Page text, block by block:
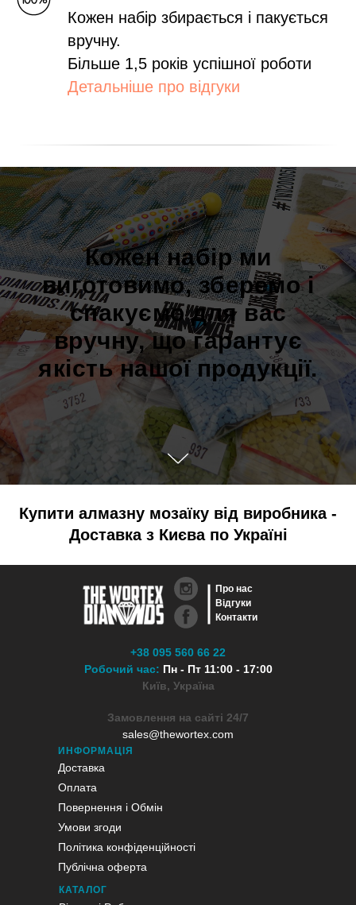
Кожен набір збирається і пакується
вручну.
Більше 1,5 років успішної роботи
Детальніше про відгуки
Кожен набір ми
виготовимо, зберемо і
спакуємо для вас
вручну, що гарантує
якість нашої продукції.
Купити алмазну мозаїку від виробника -
Доставка з Києва по Україні
ИНФОРМАЦІЯ
Доставка
Оплата
Повернення і Обмін
Умови згоди
Політика конфіденційності
Публічна оферта
КАТАЛОГ
+38 095 560 66 22
Робочий час: Пн - Пт 11:00 - 17:00
Київ, Україна
Замовлення на сайті 24/7
sales@thewortex.com
Про нас
Відгуки
Контакти